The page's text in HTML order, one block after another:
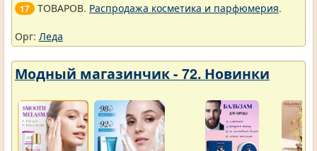
17 ТОВАРОВ. Распродажа косметика и парфюмерия.
Орг: Леда
Модный магазинчик - 72. Новинки